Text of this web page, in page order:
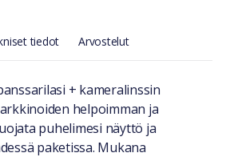
tiedot Arvostelut
+ kameralinssin
helpoimman ja
puhelimesi näyttö ja
paketissa. Mukana